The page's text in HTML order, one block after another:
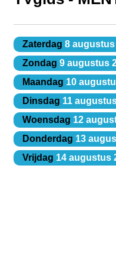
Zaterdag 8 augustus
Zondag 9 augustus
Maandag 10
Dinsdag 11
Woensdag 12
Donderdag 13
Vrijdag 14 augustus